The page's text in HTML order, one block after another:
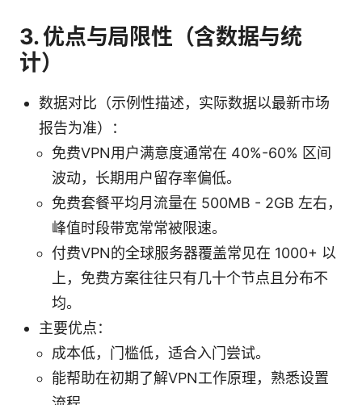
3. 优点与局限性（含数据与统
计）
数据对比（示例性描述，实际数据以最新市场
报告为准）：
免费VPN用户满意度通常在 40%-60% 区间
波动，长期用户留存率偏低。
免费套餐平均月流量在 500MB - 2GB 左右，
峰值时段带宽常常被限速。
付费VPN的全球服务器覆盖常见在 1000+ 以
上，免费方案往往只有几十个节点且分布不
均。
主要优点：
成本低，门槛低，适合入门尝试。
能帮助在初期了解VPN工作原理，熟悉设置